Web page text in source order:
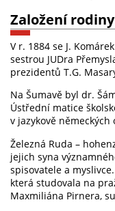
Založení rodiny
V r. 1884 se J.
sestrou JUDra
prezidentů T.G.
Na Šumavě byl dr.
Ústřední matice
v jazykově německých
Železná Ruda –
jejich syna
spisovatele a
která studovala na
Maxmiliána Pirnera,